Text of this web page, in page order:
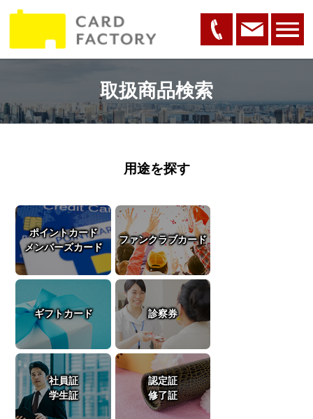
取扱商品検索
用途を探す
ポイントカード
メンバーズカード
ファンクラブカード
ギフトカード 診察券
社員証
学生証
認定証
修了証